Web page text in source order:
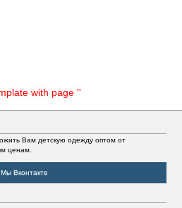
with page ''
Вам детскую одежду оптом от
ценам.
Мы Вконтакте